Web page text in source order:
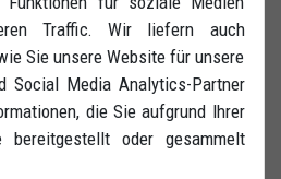
Via W.Tabacchi, 37 - 41030 Italy
Traffic. Wir liefern auch
Sie unsere Website für unsere
Social Media Analytics-Partner
die Sie aufgrund Ihrer
bereitgestellt oder gesammelt